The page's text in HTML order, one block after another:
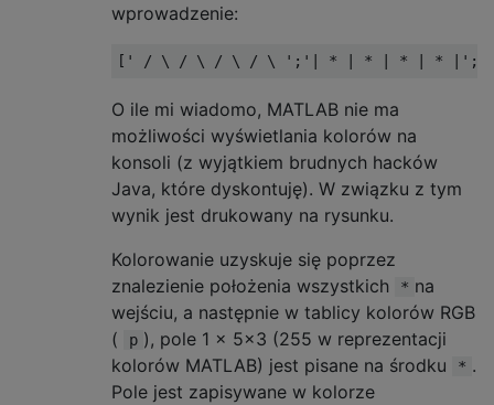
wprowadzenie:
[ ' / \ / \ / \ / \ ' ; '| * | * | * | * |' ;
O ile mi wiadomo, MATLAB nie ma
możliwości wyświetlania kolorów na
konsoli (z wyjątkiem brudnych hacków
Java, które dyskontuję). W związku z tym
wynik jest drukowany na rysunku.
Kolorowanie uzyskuje się poprzez
znalezienie położenia wszystkich
* na
wejściu, a następnie w tablicy kolorów RGB
(
p ), pole 1 x 5x3 (255 w reprezentacji
kolorów MATLAB) jest pisane na środku
* .
Pole jest zapisywane w kolorze